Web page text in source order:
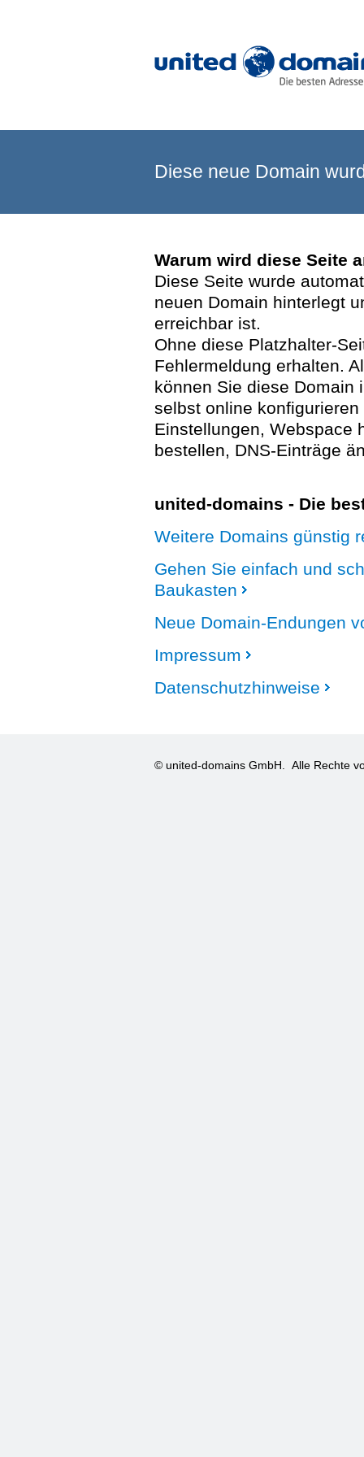
Diese neue Domain
Warum wird diese Seite
Diese Seite wurde
neuen Domain hinterlegt
erreichbar ist.
Ohne diese Platzhalter-
Fehlermeldung erhalten.
können Sie diese Domain
selbst online
Einstellungen, Webspace
bestellen, DNS-Einträge
united-domains - Die
Weitere Domains günstig
Gehen Sie einfach und
Baukasten
Neue Domain-Endungen
Impressum
Datenschutzhinweise
© united-domains GmbH. Alle Rechte